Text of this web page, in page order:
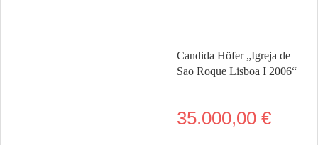
Candida Höfer „Igreja de
Sao Roque Lisboa I 2006“
35.000,00 €